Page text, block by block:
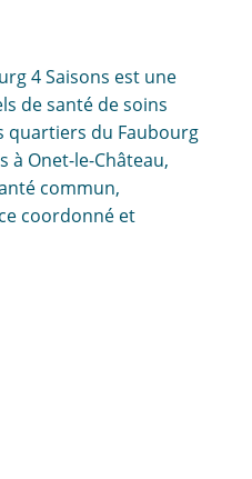
4 Saisons est une
de santé de soins
quartiers du Faubourg
à Onet-le-Château,
commun,
coordonné et